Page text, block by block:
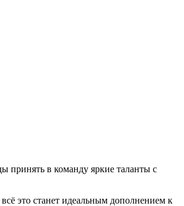
принять в команду яркие таланты с
это станет идеальным дополнением к